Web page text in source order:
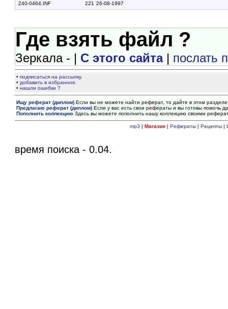
240-0464.INF
221 26-08-1997
Где взять файл ?
Зеркала - | С этого сайта| послать
•подписаться на рассылку.
• добавить в избранное.
•нашли ошибки ?
Ищу реферат (диплом) Если вы не можете найти реферат, то дайте в этом
Предлагаю реферат (диплом) Если у вас есть свои рефераты и вы готовы помочь
Пополнить коллекцию Здесь вы можете пополнить нашу коллекцию своими
mp3 | Магазин| Рефераты| Рецепты|
время поиска - 0.04.